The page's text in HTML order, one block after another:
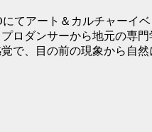
てアート＆カルチャー
ロダンサーから地元の専
で、目の前の現象から自